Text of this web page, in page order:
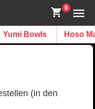
0
Yumi Bowls Hoso
(in den